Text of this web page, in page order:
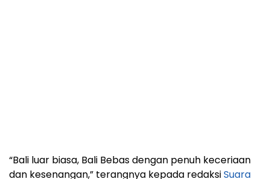
“Bali luar biasa, Bali Bebas dengan penuh keceriaan
dan kesenangan,” terangnya kepada redaksiSuara